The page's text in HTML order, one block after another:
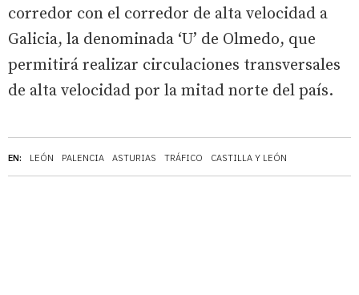
EN: LEÓN PALENCIA ASTURIAS TRÁFICO CASTILLA Y LEÓN
corredor con el corredor de alta velocidad a
Galicia, la denominada ‘U’ de Olmedo, que
permitirá realizar circulaciones transversales
de alta velocidad por la mitad norte del país.